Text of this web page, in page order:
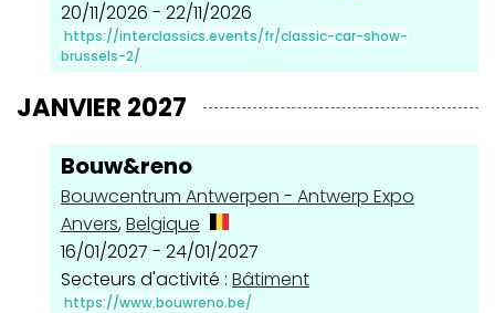
20/11/2026 - 22/11/2026
https://interclassics.events/fr/classic-car-show-
brussels-2/
JANVIER 2027
Bouw&reno
Bouwcentrum Antwerpen - Antwerp Expo
Anvers,Belgique
16/01/2027 - 24/01/2027
Secteurs d'activité : Bâtiment
https://www.bouwreno.be/